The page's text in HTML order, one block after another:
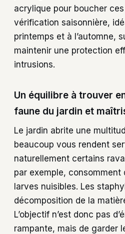
acrylique pour boucher
vérification saisonnière,
printemps et à l’automne,
maintenir une protection
intrusions.
Un équilibre à trouver
faune du jardin et
Le jardin abrite une
beaucoup vous rendent
naturellement certains
par exemple, consomment
larves nuisibles. Les
décomposition de la
L’objectif n’est donc pas
rampante, mais de garder